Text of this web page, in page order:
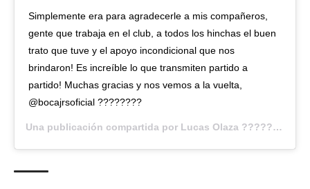
Simplemente era para agradecerle a mis compañeros,
gente que trabaja en el club, a todos los hinchas el buen
trato que tuve y el apoyo incondicional que nos
brindaron! Es increíble lo que transmiten partido a
partido! Muchas gracias y nos vemos a la vuelta,
@bocajrsoficial ????????
Una publicación compartida por Lucas Olaza ???????? (@lucasolaza6) el